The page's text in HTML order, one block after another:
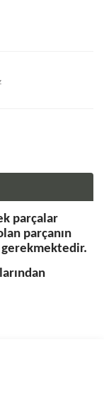
parçalar
parçanın